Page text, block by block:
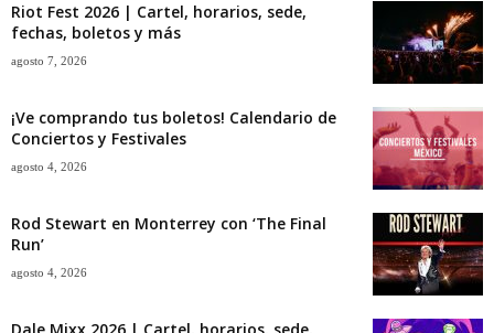
Riot Fest 2026 | Cartel, horarios, sede,
fechas, boletos y más
agosto 7, 2026
¡Ve comprando tus boletos! Calendario de
Conciertos y Festivales
agosto 4, 2026
Rod Stewart en Monterrey con ‘The Final
Run’
agosto 4, 2026